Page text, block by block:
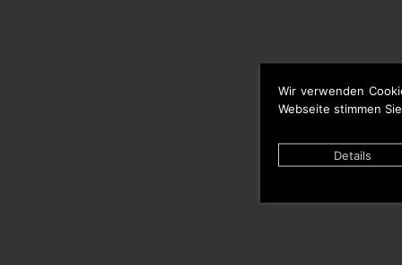
Wir verwenden
Webseite stimmen
Details